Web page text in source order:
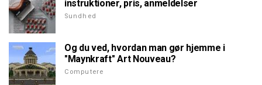
instruktioner, pris, anmeldelser
Sundhed
Og du ved, hvordan man gør hjemme i
"Maynkraft" Art Nouveau?
Computere